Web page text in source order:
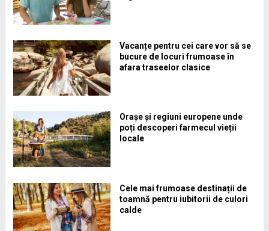
Vacanțe pentru cei care vor să se
bucure de locuri frumoase în
afara traseelor clasice
Orașe și regiuni europene unde
poți descoperi farmecul vieții
locale
Cele mai frumoase destinații de
toamnă pentru iubitorii de culori
calde